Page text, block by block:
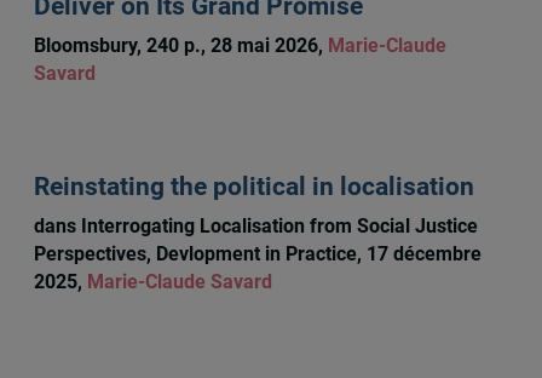
Deliver on Its Grand Promise
Bloomsbury, 240 p., 28 mai 2026, Marie-Claude
Savard
Reinstating the political in localisation
dans Interrogating Localisation from Social Justice
Perspectives, Devlopment in Practice, 17 décembre
2025, Marie-Claude Savard